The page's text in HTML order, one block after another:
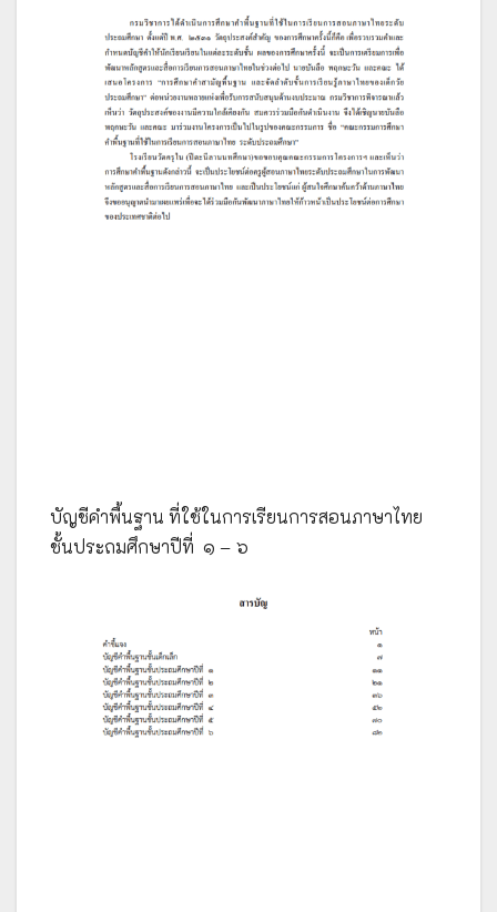
บัญชีคำพื้นฐาน ที่ใช้ในการเรียนการสอนภาษาไทย
ชั้นประถมศึกษาปีที่ ๑ – ๖